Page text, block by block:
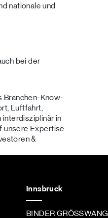
nationale und
bei der
Branchen-Know-
Luftfahrt,
in
unsere Expertise
&
Innsbruck
BINDER GRÖSSWANG